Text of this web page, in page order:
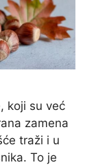
koji su već
zamena
traži i u
To je